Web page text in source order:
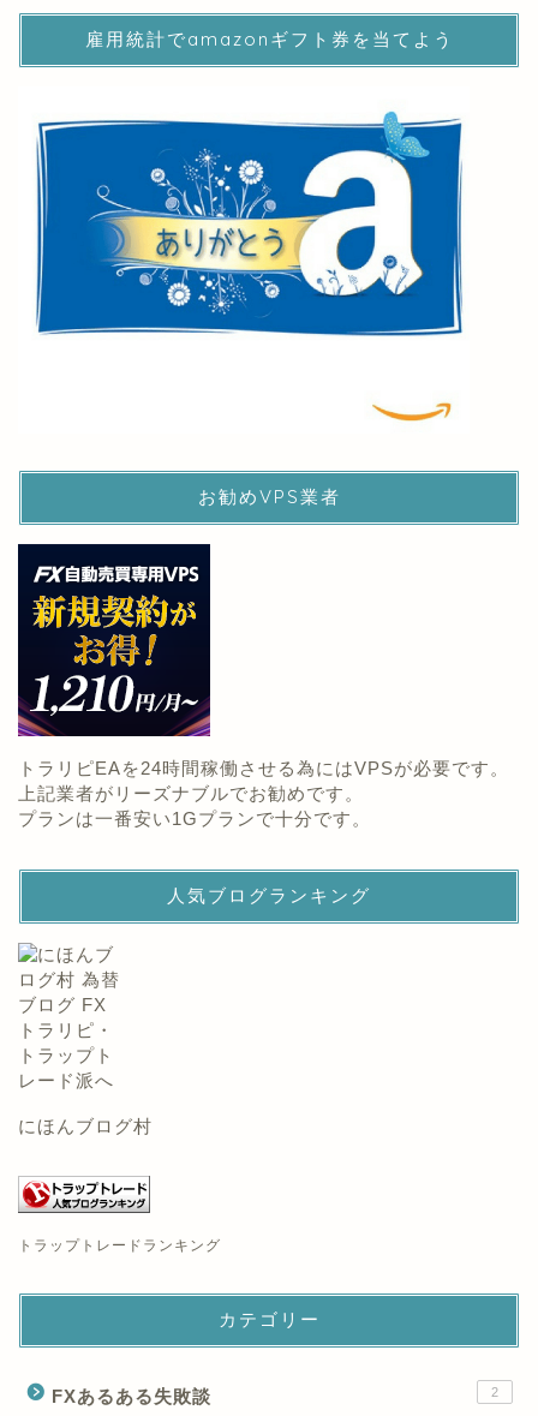
雇用統計でamazonギフト券を当てよう
お勧めVPS業者
トラリピEAを24時間稼働させる為にはVPSが必要です。
上記業者がリーズナブルでお勧めです。
プランは一番安い1Gプランで十分です。
人気ブログランキング
にほんブログ村
トラップトレードランキング
カテゴリー
FXあるある失敗談 2